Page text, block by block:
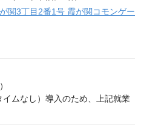
関3丁目2番1号 霞が関コモンゲー
ムなし）導入のため、上記就業